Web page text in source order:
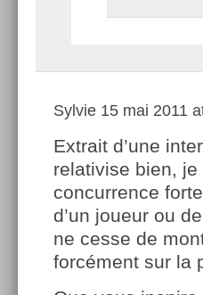
Sylvie 15 mai 2011
Extrait d’une
relativise bien,
concurrence
d’un joueur ou
ne cesse de
forcément sur la